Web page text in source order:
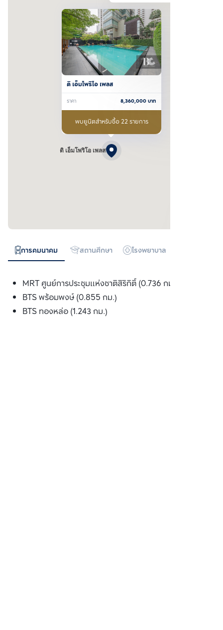
ดิ เอ็มโพริโอ เพลส
ดิ เอ็มโพริโอ เพลส
ราคา 8,360,000บาท
พบยูนิตสำหรับซื้อ 22 รายการ
การคมนาคม สถานศึกษา โรงพยาบาล
MRT ศูนย์การประชุมแห่งชาติสิริกิติ์ (0.736 กม.)
BTS พร้อมพงษ์ (0.855 กม.)
BTS ทองหล่อ (1.243 กม.)